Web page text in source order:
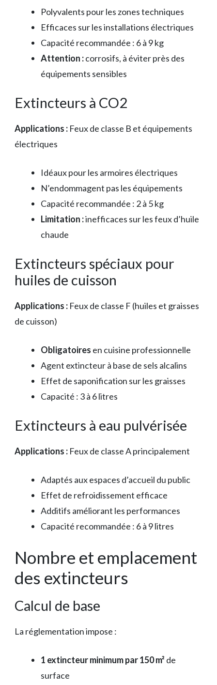
Polyvalents pour les zones techniques
Efficaces sur les installations électriques
Capacité recommandée : 6 à 9 kg
Attention :corrosifs, à éviter près des
équipements sensibles
Extincteurs à CO2
Applications : Feux de classe B et équipements
électriques
Idéaux pour les armoires électriques
N’endommagent pas les équipements
Capacité recommandée : 2 à 5 kg
Limitation :inefficaces sur les feux d’huile
chaude
Extincteurs spéciaux pour
huiles de cuisson
Applications : Feux de classe F (huiles et graisses
de cuisson)
Obligatoires en cuisine professionnelle
Agent extincteur à base de sels alcalins
Effet de saponification sur les graisses
Capacité : 3 à 6 litres
Extincteurs à eau pulvérisée
Applications : Feux de classe A principalement
Adaptés aux espaces d’accueil du public
Effet de refroidissement efficace
Additifs améliorant les performances
Capacité recommandée : 6 à 9 litres
Nombre et emplacement
des extincteurs
Calcul de base
La réglementation impose :
1 extincteur minimum par 150 m² de
surface